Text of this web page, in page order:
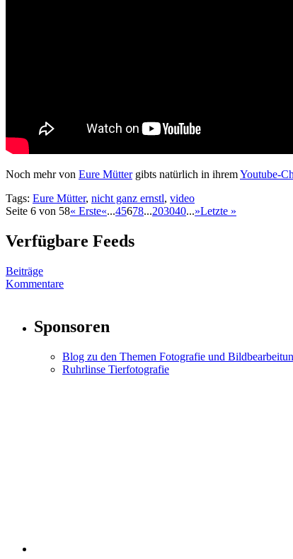
Noch mehr von Eure Müttergibts natürlich in ihremYoutube-
Tags: Eure Mütter, nicht ganz ernstl, video
Seite 6 von 58« Erste«...45678...203040...»Letzte »
Verfügbare Feeds
Beiträge
Kommentare
Sponsoren
Blog zu den Themen Fotografie und
Ruhrlinse Tierfotografie